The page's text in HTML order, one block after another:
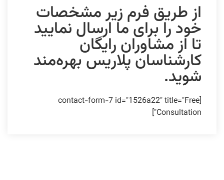
از طریق فرم زیر مشخصات
خود را برای ما ارسال نمایید
تا از مشاوران رایگان
کارشناسان پلاریس بهره‌مند
شوید.
[contact-form-7 id="1526a22" title="Free
Consultation"]